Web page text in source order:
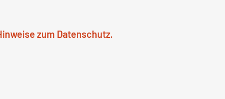
zum Datenschutz.